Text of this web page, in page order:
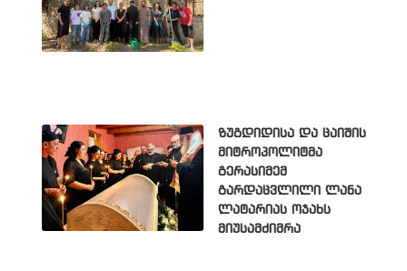
ზუგდიდისა და ცაიშის
მიტროპოლიტმა
გერასიმემ
გარდაცვლილი ლანა
ლატარიას ოჯახს
მიუსამძიმრა